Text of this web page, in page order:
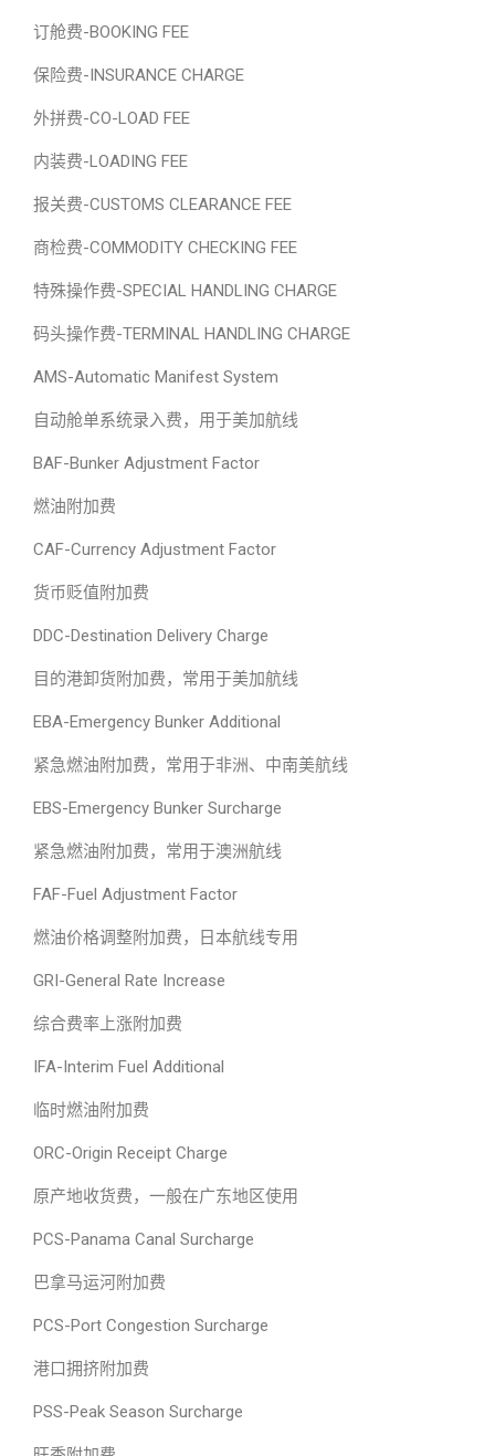
订舱费-BOOKING FEE
保险费-INSURANCE CHARGE
外拼费-CO-LOAD FEE
内装费-LOADING FEE
报关费-CUSTOMS CLEARANCE FEE
商检费-COMMODITY CHECKING FEE
特殊操作费-SPECIAL HANDLING CHARGE
码头操作费-TERMINAL HANDLING CHARGE
AMS-Automatic Manifest System
自动舱单系统录入费，用于美加航线
BAF-Bunker Adjustment Factor
燃油附加费
CAF-Currency Adjustment Factor
货币贬值附加费
DDC-Destination Delivery Charge
目的港卸货附加费，常用于美加航线
EBA-Emergency Bunker Additional
紧急燃油附加费，常用于非洲、中南美航线
EBS-Emergency Bunker Surcharge
紧急燃油附加费，常用于澳洲航线
FAF-Fuel Adjustment Factor
燃油价格调整附加费，日本航线专用
GRI-General Rate Increase
综合费率上涨附加费
IFA-Interim Fuel Additional
临时燃油附加费
ORC-Origin Receipt Charge
原产地收货费，一般在广东地区使用
PCS-Panama Canal Surcharge
巴拿马运河附加费
PCS-Port Congestion Surcharge
港口拥挤附加费
PSS-Peak Season Surcharge